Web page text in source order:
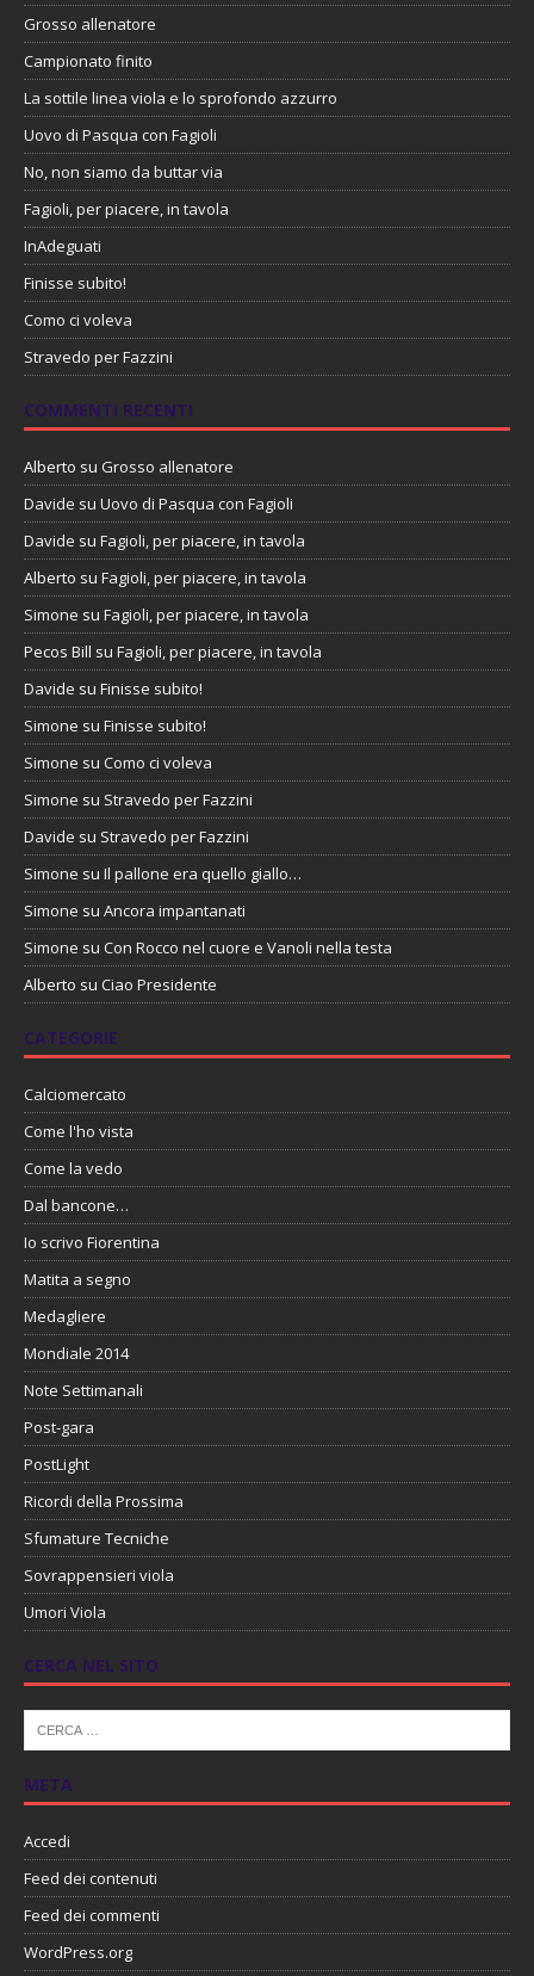
Grosso allenatore
Campionato finito
La sottile linea viola e lo sprofondo azzurro
Uovo di Pasqua con Fagioli
No, non siamo da buttar via
Fagioli, per piacere, in tavola
InAdeguati
Finisse subito!
Como ci voleva
Stravedo per Fazzini
COMMENTI RECENTI
Alberto su Grosso allenatore
Davide su Uovo di Pasqua con Fagioli
Davide su Fagioli, per piacere, in tavola
Alberto su Fagioli, per piacere, in tavola
Simone su Fagioli, per piacere, in tavola
Pecos Bill su Fagioli, per piacere, in tavola
Davide su Finisse subito!
Simone su Finisse subito!
Simone su Como ci voleva
Simone su Stravedo per Fazzini
Davide su Stravedo per Fazzini
Simone su Il pallone era quello giallo…
Simone su Ancora impantanati
Simone su Con Rocco nel cuore e Vanoli nella testa
Alberto su Ciao Presidente
CATEGORIE
Calciomercato
Come l'ho vista
Come la vedo
Dal bancone…
Io scrivo Fiorentina
Matita a segno
Medagliere
Mondiale 2014
Note Settimanali
Post-gara
PostLight
Ricordi della Prossima
Sfumature Tecniche
Sovrappensieri viola
Umori Viola
CERCA NEL SITO
META
Accedi
Feed dei contenuti
Feed dei commenti
WordPress.org